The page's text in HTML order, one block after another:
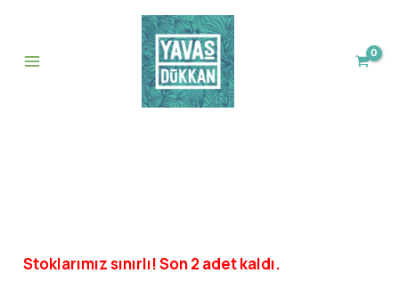
Stoklarımız sınırlı! Son 2 adet kaldı.